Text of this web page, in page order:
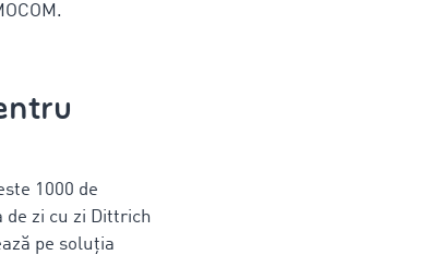
1000 de
zi cu zi Dittrich
pe soluția